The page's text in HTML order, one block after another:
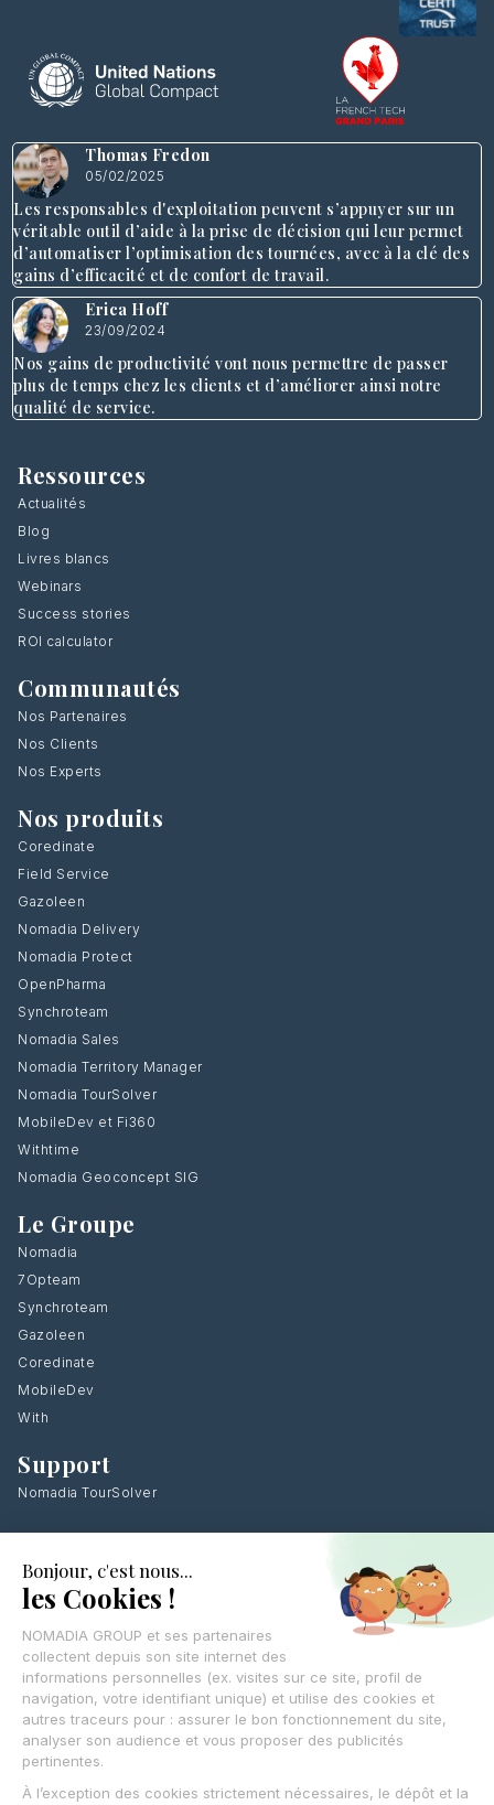
Thomas Fredon
05/02/2025
Les responsables d'exploitation peuvent s’appuyer sur un
véritable outil d’aide à la prise de décision qui leur permet
d’automatiser l’optimisation des tournées, avec à la clé des
gains d’efficacité et de confort de travail.
Erica Hoff
23/09/2024
Nos gains de productivité vont nous permettre de passer
plus de temps chez les clients et d’améliorer ainsi notre
qualité de service.
Ressources
Actualités
Blog
Livres blancs
Webinars
Success stories
ROI calculator
Communautés
Nos Partenaires
Nos Clients
Nos Experts
Nos produits
Coredinate
Field Service
Gazoleen
Nomadia Delivery
Nomadia Protect
OpenPharma
Synchroteam
Nomadia Sales
Nomadia Territory Manager
Nomadia TourSolver
MobileDev et Fi360
Withtime
Nomadia Geoconcept SIG
Le Groupe
Nomadia
7Opteam
Synchroteam
Gazoleen
Coredinate
MobileDev
With
Support
Nomadia TourSolver
Laissez vos coordonnées on vous rappelle
© Nomadia 2025
Mentions légales – Informations juridiques société Nomadia
Conditions générales d’utilisation
Politique de cookies – Gestion données navigation Nomadia
Protection des données personnelles – Politique Nomadia RGPD